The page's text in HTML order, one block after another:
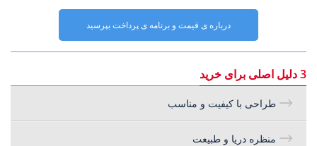
درباره ی قیمت و برنامه ی پرداخت بپرسید
3 دلیل اصلی برای خرید
طراحی با کیفیت و مناسب
منظره دریا و طبیعت